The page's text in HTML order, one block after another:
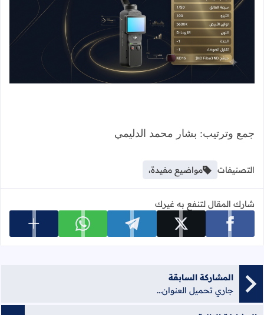
جمع وترتيب: بشار محمد الدليمي
التصنيفات مواضيع مفيدة،
شارك المقال لتنفع به غيرك
شارك على facebook شارك على x شارك على telegram شارك على whatsapp عرض
المشاركة السابقة
جاري تحميل العنوان...